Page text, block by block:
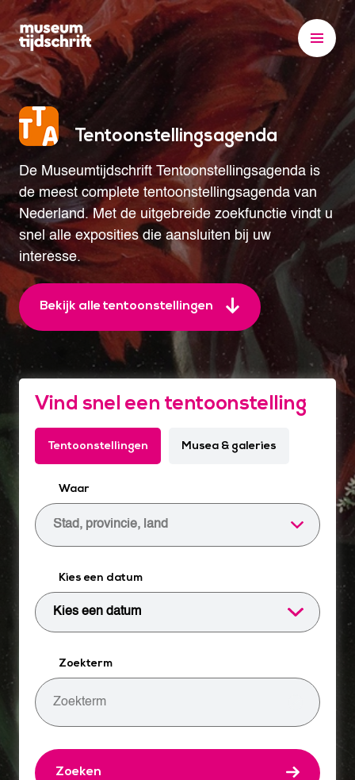
k
i
p
t
o
c
o
t
e
t
Tentoonstellingsagenda
De Museumtijdschrift Tentoonstellingsagenda is
de meest complete tentoonstellingsagenda van
Nederland. Met de uitgebreide zoekfunctie vindt u
snel alle exposities die aansluiten bij uw
interesse.
Bekijk alle tentoonstellingen
Vind snel een tentoonstelling
Tentoonstellingen Musea & galeries
Waar
Stad, provincie, land
Kies een datum
Zoekterm
Zoeken